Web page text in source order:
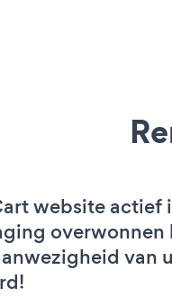
website actief
van